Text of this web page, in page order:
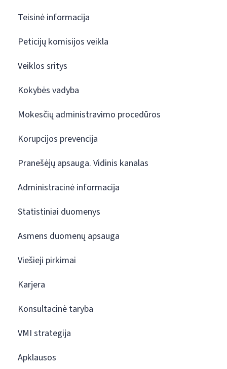
Teisinė informacija
Peticijų komisijos veikla
Veiklos sritys
Kokybės vadyba
Mokesčių administravimo procedūros
Korupcijos prevencija
Pranešėjų apsauga. Vidinis kanalas
Administracinė informacija
Statistiniai duomenys
Asmens duomenų apsauga
Viešieji pirkimai
Karjera
Konsultacinė taryba
VMI strategija
Apklausos